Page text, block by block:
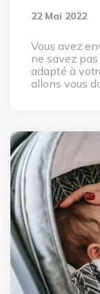
22 Mai 2022
Vous avez
ne savez
adapté à
allons vous